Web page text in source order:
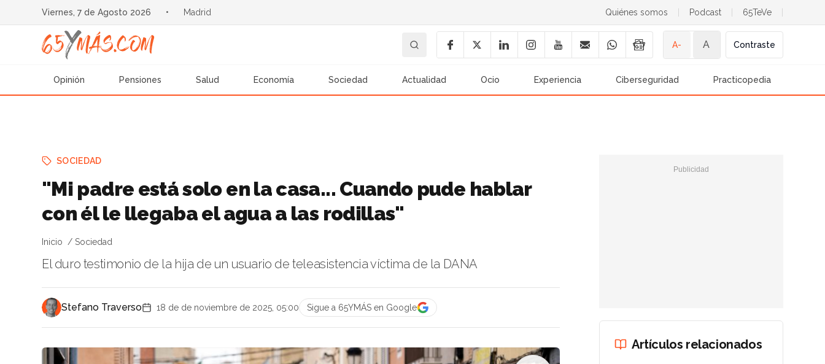
Viernes, 7 de Agosto 2026 • Madrid Quiénes somos Podcast 65TeVe
A- A Contraste
Opinión Pensiones Salud Economía Sociedad Actualidad Ocio Experiencia Ciberseguridad Practicopedia
SOCIEDAD
"Mi padre está solo en la casa... Cuando pude hablar
con él le llegaba el agua a las rodillas"
Inicio Sociedad
El duro testimonio de la hija de un usuario de teleasistencia víctima de la DANA
Stefano Traverso 18 de de noviembre de 2025, 05:00 Sigue a 65YMÁS en Google
Artículos relacionados